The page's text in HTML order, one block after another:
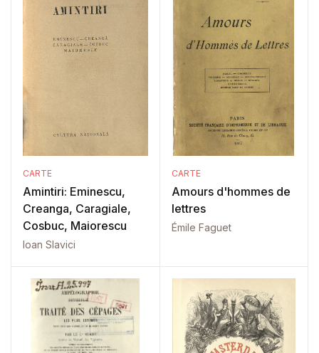
CARTE
Amintiri: Eminescu,
Creanga, Caragiale,
Cosbuc, Maiorescu
Ioan Slavici
CARTE
Amours d'hommes de
lettres
Émile Faguet